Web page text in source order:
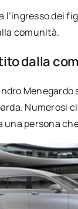
l’ingresso dei
comunità.
dalla
Menegardo
Numerosi
una persona